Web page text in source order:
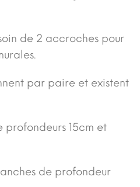
de 2 accroches pour
par paire et existent
profondeurs 15cm et
de profondeur